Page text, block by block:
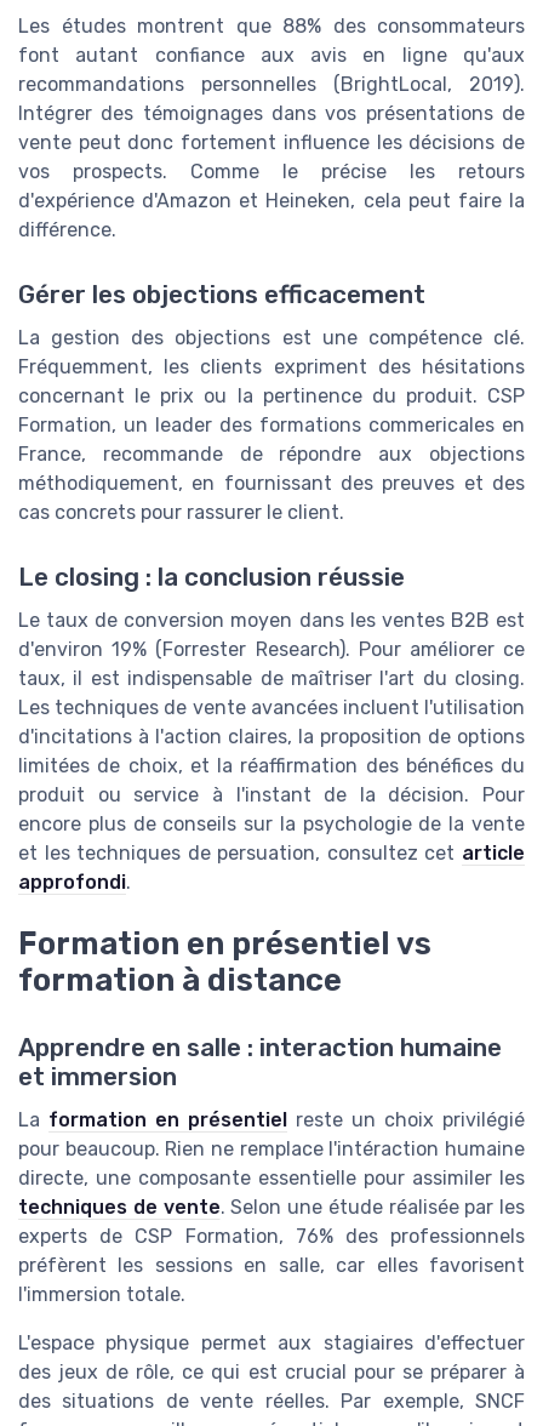
Les études montrent que 88% des consommateurs
font autant confiance aux avis en ligne qu'aux
recommandations personnelles (BrightLocal, 2019).
Intégrer des témoignages dans vos présentations de
vente peut donc fortement influence les décisions de
vos prospects. Comme le précise les retours
d'expérience d'Amazon et Heineken, cela peut faire la
différence.
Gérer les objections efficacement
La gestion des objections est une compétence clé.
Fréquemment, les clients expriment des hésitations
concernant le prix ou la pertinence du produit. CSP
Formation, un leader des formations commericales en
France, recommande de répondre aux objections
méthodiquement, en fournissant des preuves et des
cas concrets pour rassurer le client.
Le closing : la conclusion réussie
Le taux de conversion moyen dans les ventes B2B est
d'environ 19% (Forrester Research). Pour améliorer ce
taux, il est indispensable de maîtriser l'art du closing.
Les techniques de vente avancées incluent l'utilisation
d'incitations à l'action claires, la proposition de options
limitées de choix, et la réaffirmation des bénéfices du
produit ou service à l'instant de la décision. Pour
encore plus de conseils sur la psychologie de la vente
et les techniques de persuation, consultez cet article
approfondi.
Formation en présentiel vs
formation à distance
Apprendre en salle : interaction humaine
et immersion
La formation en présentiel reste un choix privilégié
pour beaucoup. Rien ne remplace l'intéraction humaine
directe, une composante essentielle pour assimiler les
techniques de vente. Selon une étude réalisée par les
experts de CSP Formation, 76% des professionnels
préfèrent les sessions en salle, car elles favorisent
l'immersion totale.
L'espace physique permet aux stagiaires d'effectuer
des jeux de rôle, ce qui est crucial pour se préparer à
des situations de vente réelles. Par exemple, SNCF